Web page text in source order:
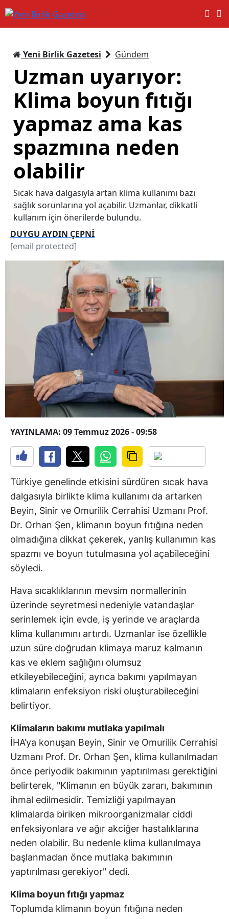
Yeni Birlik Gazetesi Gündem
Uzman uyarıyor:
Klima boyun fıtığı
yapmaz ama kas
spazmına neden
olabilir
Sıcak hava dalgasıyla artan klima kullanımı bazı
sağlık sorunlarına yol açabilir. Uzmanlar, dikkatli
kullanım için önerilerde bulundu.
DUYGU AYDIN ÇEPNİ
[email protected]
YAYINLAMA: 09 Temmuz 2026 - 09:58
Türkiye genelinde etkisini sürdüren sıcak hava
dalgasıyla birlikte klima kullanımı da artarken
Beyin, Sinir ve Omurilik Cerrahisi Uzmanı Prof.
Dr. Orhan Şen, klimanın boyun fıtığına neden
olmadığına dikkat çekerek, yanlış kullanımın kas
spazmı ve boyun tutulmasına yol açabileceğini
söyledi.
Hava sıcaklıklarının mevsim normallerinin
üzerinde seyretmesi nedeniyle vatandaşlar
serinlemek için evde, iş yerinde ve araçlarda
klima kullanımını artırdı. Uzmanlar ise özellikle
uzun süre doğrudan klimaya maruz kalmanın
kas ve eklem sağlığını olumsuz
etkileyebileceğini, ayrıca bakımı yapılmayan
klimaların enfeksiyon riski oluşturabileceğini
belirtiyor.
Klimaların bakımı mutlaka yapılmalı
İHA’ya konuşan Beyin, Sinir ve Omurilik Cerrahisi
Uzmanı Prof. Dr. Orhan Şen, klima kullanılmadan
önce periyodik bakımının yaptırılması gerektiğini
belirterek, "Klimanın en büyük zararı, bakımının
ihmal edilmesidir. Temizliği yapılmayan
klimalarda biriken mikroorganizmalar ciddi
enfeksiyonlara ve ağır akciğer hastalıklarına
neden olabilir. Bu nedenle klima kullanılmaya
başlanmadan önce mutlaka bakımının
yaptırılması gerekiyor" dedi.
Klima boyun fıtığı yapmaz
Toplumda klimanın boyun fıtığına neden